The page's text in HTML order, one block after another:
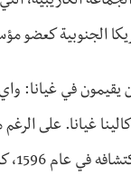
في غيانا: واي
غيانا. على